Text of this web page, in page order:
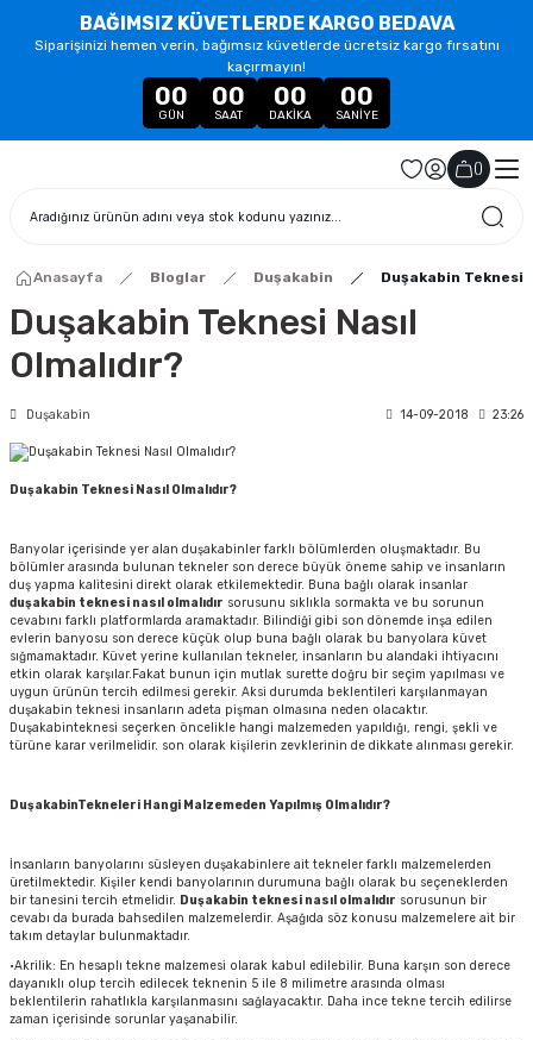
BAĞIMSIZ KÜVETLERDE KARGO BEDAVA
Siparişinizi hemen verin, bağımsız küvetlerde ücretsiz kargo fırsatını
kaçırmayın!
00
GÜN
00
SAAT
00
DAKIKA
00
SANIYE
()
Anasayfa Bloglar Duşakabin Duşakabin Teknesi
Duşakabin Teknesi Nasıl
Olmalıdır?
Duşakabin 14-09-2018 23:26
Duşakabin Teknesi Nasıl Olmalıdır?
Banyolar içerisinde yer alan duşakabinler farklı bölümlerden oluşmaktadır. Bu
bölümler arasında bulunan tekneler son derece büyük öneme sahip ve insanların
duş yapma kalitesini direkt olarak etkilemektedir. Buna bağlı olarak insanlar
duşakabin teknesi nasıl olmalıdır sorusunu sıklıkla sormakta ve bu sorunun
cevabını farklı platformlarda aramaktadır. Bilindiği gibi son dönemde inşa edilen
evlerin banyosu son derece küçük olup buna bağlı olarak bu banyolara küvet
sığmamaktadır. Küvet yerine kullanılan tekneler, insanların bu alandaki ihtiyacını
etkin olarak karşılar.Fakat bunun için mutlak surette doğru bir seçim yapılması ve
uygun ürünün tercih edilmesi gerekir. Aksi durumda beklentileri karşılanmayan
duşakabin teknesi insanların adeta pişman olmasına neden olacaktır.
Duşakabinteknesi seçerken öncelikle hangi malzemeden yapıldığı, rengi, şekli ve
türüne karar verilmelidir. son olarak kişilerin zevklerinin de dikkate alınması gerekir.
DuşakabinTekneleri Hangi Malzemeden Yapılmış Olmalıdır?
İnsanların banyolarını süsleyen duşakabinlere ait tekneler farklı malzemelerden
üretilmektedir. Kişiler kendi banyolarının durumuna bağlı olarak bu seçeneklerden
bir tanesini tercih etmelidir. Duşakabin teknesi nasıl olmalıdır sorusunun bir
cevabı da burada bahsedilen malzemelerdir. Aşağıda söz konusu malzemelere ait bir
takım detaylar bulunmaktadır.
·Akrilik: En hesaplı tekne malzemesi olarak kabul edilebilir. Buna karşın son derece
dayanıklı olup tercih edilecek teknenin 5 ile 8 milimetre arasında olması
beklentilerin rahatlıkla karşılanmasını sağlayacaktır. Daha ince tekne tercih edilirse
zaman içerisinde sorunlar yaşanabilir.